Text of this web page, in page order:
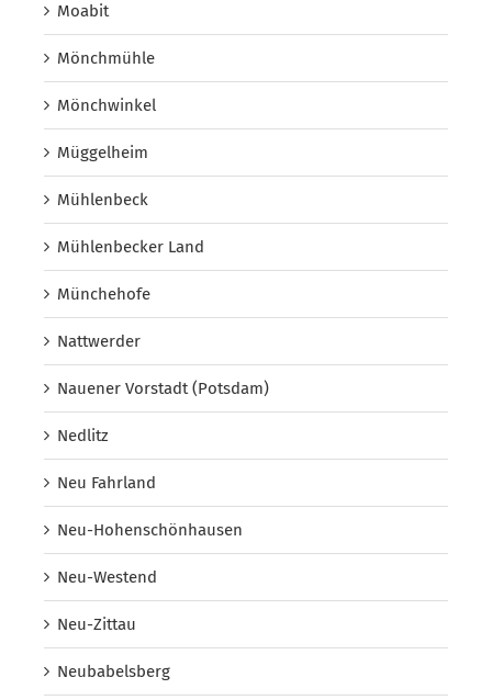
Moabit
Mönchmühle
Mönchwinkel
Müggelheim
Mühlenbeck
Mühlenbecker Land
Münchehofe
Nattwerder
Nauener Vorstadt (Potsdam)
Nedlitz
Neu Fahrland
Neu-Hohenschönhausen
Neu-Westend
Neu-Zittau
Neubabelsberg